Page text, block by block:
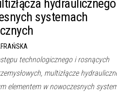
systemach
technologicznego i rosnących
multizłącze
elementem w nowoczesnych